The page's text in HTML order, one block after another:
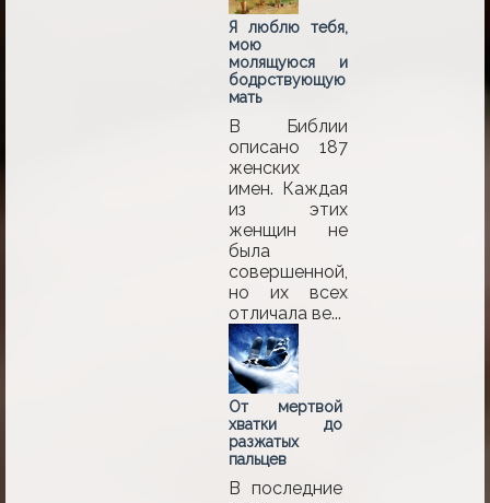
Я люблю тебя,
мою
молящуюся и
бодрствующую
мать
В Библии
описано 187
женских
имен. Каждая
из этих
женщин не
была
совершенной,
но их всех
отличала ве...
От мертвой
хватки до
разжатых
пальцев
В последние